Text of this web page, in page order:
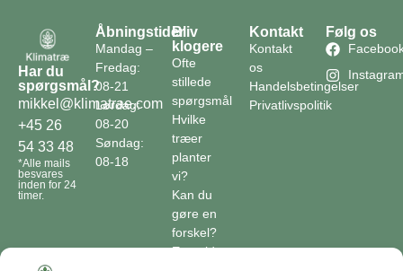
Har du
spørgsmål?
mikkel@klimatrae.com
+45 26
54 33 48
*Alle mails
besvares
inden for 24
timer.
Åbningstider
Mandag –
Fredag:
08-21
Lørdag:
08-20
Søndag:
08-18
Bliv
klogere
Ofte
stillede
spørgsmål
Hvilke
træer
planter
vi?
Kan du
gøre en
forskel?
En guide
Kontakt
Kontakt
os
Handelsbetingelser
Privatlivspolitik
Følg os